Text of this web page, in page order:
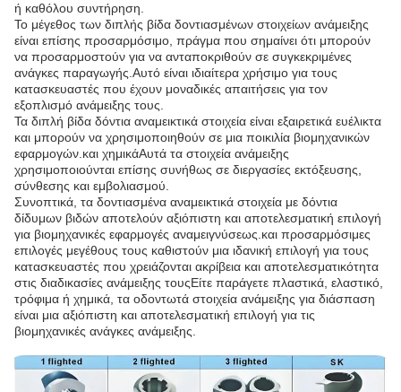
ή καθόλου συντήρηση.
Το μέγεθος των διπλής βίδα δοντιασμένων στοιχείων ανάμειξης
είναι επίσης προσαρμόσιμο, πράγμα που σημαίνει ότι μπορούν
να προσαρμοστούν για να ανταποκριθούν σε συγκεκριμένες
ανάγκες παραγωγής.Αυτό είναι ιδιαίτερα χρήσιμο για τους
κατασκευαστές που έχουν μοναδικές απαιτήσεις για τον
εξοπλισμό ανάμειξης τους.
Τα διπλή βίδα δόντια αναμεικτικά στοιχεία είναι εξαιρετικά ευέλικτα
και μπορούν να χρησιμοποιηθούν σε μια ποικιλία βιομηχανικών
εφαρμογών.και χημικάΑυτά τα στοιχεία ανάμειξης
χρησιμοποιούνται επίσης συνήθως σε διεργασίες εκτόξευσης,
σύνθεσης και εμβολιασμού.
Συνοπτικά, τα δοντιασμένα αναμεικτικά στοιχεία με δόντια
δίδυμων βιδών αποτελούν αξιόπιστη και αποτελεσματική επιλογή
για βιομηχανικές εφαρμογές αναμειγνύσεως.και προσαρμόσιμες
επιλογές μεγέθους τους καθιστούν μια ιδανική επιλογή για τους
κατασκευαστές που χρειάζονται ακρίβεια και αποτελεσματικότητα
στις διαδικασίες ανάμειξης τουςΕίτε παράγετε πλαστικά, ελαστικό,
τρόφιμα ή χημικά, τα οδοντωτά στοιχεία ανάμειξης για διάσπαση
είναι μια αξιόπιστη και αποτελεσματική επιλογή για τις
βιομηχανικές ανάγκες ανάμειξης.